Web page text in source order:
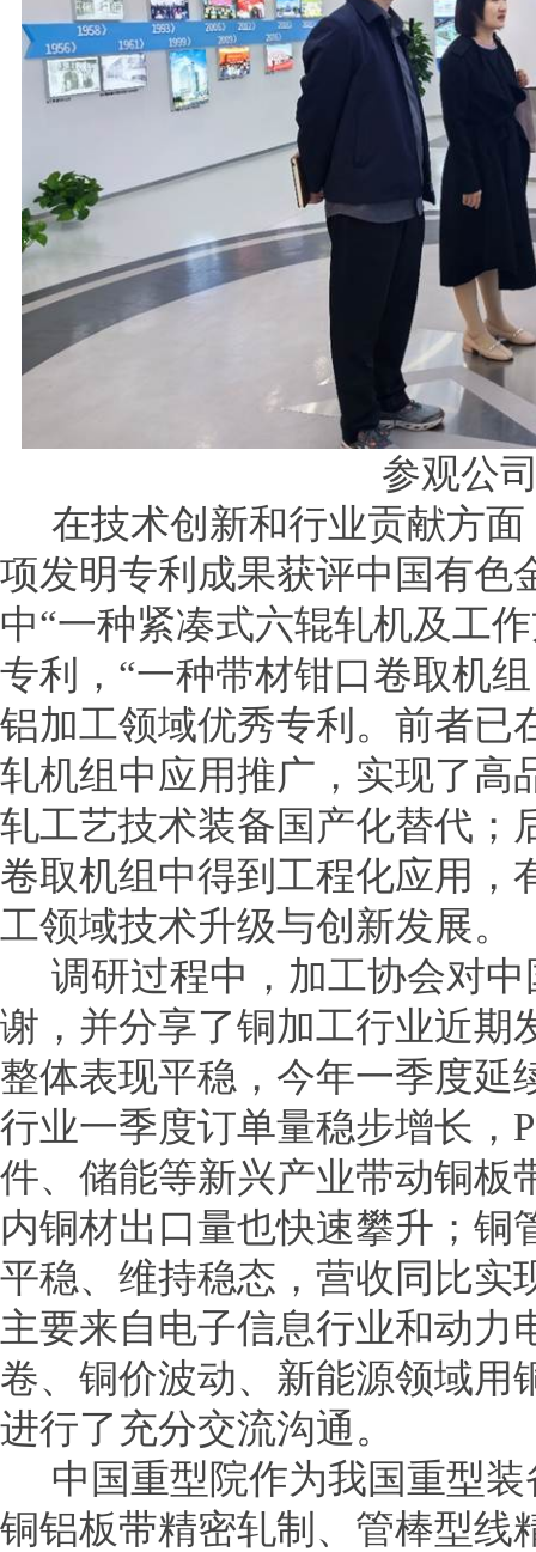
参观公
在技术创新和行业贡献方
项发明专利成果获评中国有色
中“一种紧凑式六辊轧机及工
专利，“一种带材钳口卷取机
铝加工领域优秀专利。前者已
轧机组中应用推广，实现了高
轧工艺技术装备国产化替代；
卷取机组中得到工程化应用，
工领域技术升级与创新发展。
调研过程中，加工协会对
谢，并分享了铜加工行业近期
整体表现平稳，今年一季度延
行业一季度订单量稳步增长，
件、储能等新兴产业带动铜板
内铜材出口量也快速攀升；铜
平稳、维持稳态，营收同比实
主要来自电子信息行业和动力
卷、铜价波动、新能源领域用
进行了充分交流沟通。
中国重型院作为我国重型
铜铝板带精密轧制、管棒型线